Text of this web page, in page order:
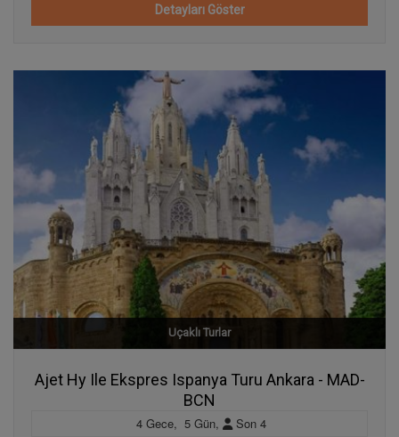
Detayları Göster
Uçaklı Turlar
Ajet Hy Ile Ekspres Ispanya Turu Ankara - MAD-
BCN
4 Gece, 5 Gün, Son 4